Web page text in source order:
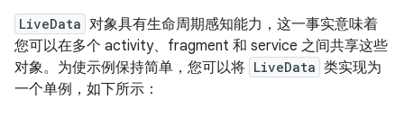
LiveData 对象具有生命周期感知能力，这一事实意味着
您可以在多个 activity、fragment 和 service 之间共享这些
对象。为使示例保持简单，您可以将 LiveData 类实现为
一个单例，如下所示：